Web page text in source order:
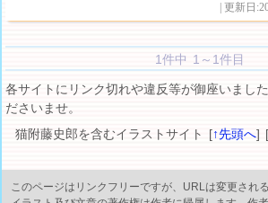
| 更新日
1件中 1～1件目
各サイトにリンク切れや違反等が御座いまし
ださいませ。
猫附藤史郎を含むイラストサイト [↑先頭へ] [
このページはリンクフリーですが、URLは変更され